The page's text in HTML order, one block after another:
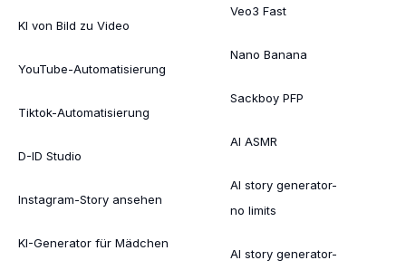
KI von Bild zu Video
YouTube-Automatisierung
Tiktok-Automatisierung
D-ID Studio
Instagram-Story ansehen
KI-Generator für Mädchen
Veo3 Fast
Nano Banana
Sackboy PFP
AI ASMR
AI story generator-
no limits
AI story generator-